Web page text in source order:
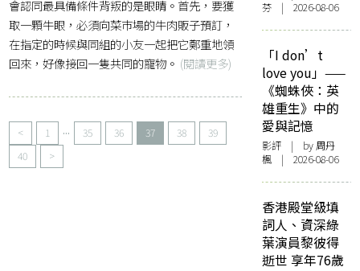
會認同最具備條件背叛的是眼睛。首先，要獲
取一顆牛眼，必須向菜巿場的牛肉販子預訂，
在指定的時候與同組的小友一起把它鄭重地領
回來，好像接回一隻共同的寵物。 (閱讀更多)
< 1 ... 35 36 37 38
39
40
>
芬 | 2026-08-06
「I don’t
love you」——
《蜘蛛俠：英
雄重生》中的
愛與記憶
影評 | by周丹
楓 | 2026-08-06
香港殿堂級填
詞人、資深綠
葉演員黎彼得
逝世 享年76歲